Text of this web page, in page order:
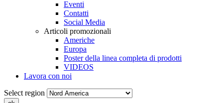
Eventi
Contatti
Social Media
Articoli promozionali
Americhe
Europa
Poster della linea completa di prodotti
VIDEOS
Lavora con noi
Select region